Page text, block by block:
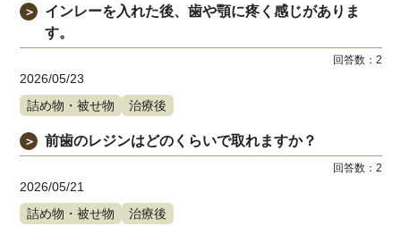
＞
インレーを入れた後、歯や顎に疼く感じがありま
す。
回答数： 2
2026/05/23
詰め物・被せ物
治療後
＞ 前歯のレジンはどのくらいで取れますか？
回答数： 2
2026/05/21
詰め物・被せ物
治療後